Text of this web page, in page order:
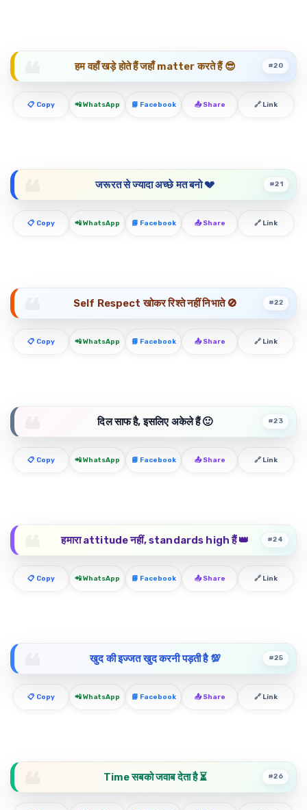
हम वहाँ खड़े होते हैं जहाँ matter करते हैं 😎 #20
📋 Copy 📲 WhatsApp 📘 Facebook 📤 Share 🔗 Link
जरूरत से ज्यादा अच्छे मत बनो 💔 #21
📋 Copy 📲 WhatsApp 📘 Facebook 📤 Share 🔗 Link
Self Respect खोकर रिश्ते नहीं निभाते 🚫 #22
📋 Copy 📲 WhatsApp 📘 Facebook 📤 Share 🔗 Link
दिल साफ है, इसलिए अकेले हैं 🙂 #23
📋 Copy 📲 WhatsApp 📘 Facebook 📤 Share 🔗 Link
हमारा attitude नहीं, standards high हैं 👑 #24
📋 Copy 📲 WhatsApp 📘 Facebook 📤 Share 🔗 Link
खुद की इज्जत खुद करनी पड़ती है 💯 #25
📋 Copy 📲 WhatsApp 📘 Facebook 📤 Share 🔗 Link
Time सबको जवाब देता है ⏳ #26